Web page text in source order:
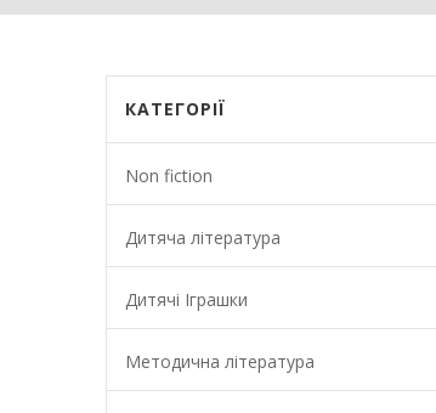
КАТЕГОРІЇ
Non fiction
Дитяча література
Дитячі Іграшки
Методична література